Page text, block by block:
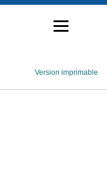
Version imprimable